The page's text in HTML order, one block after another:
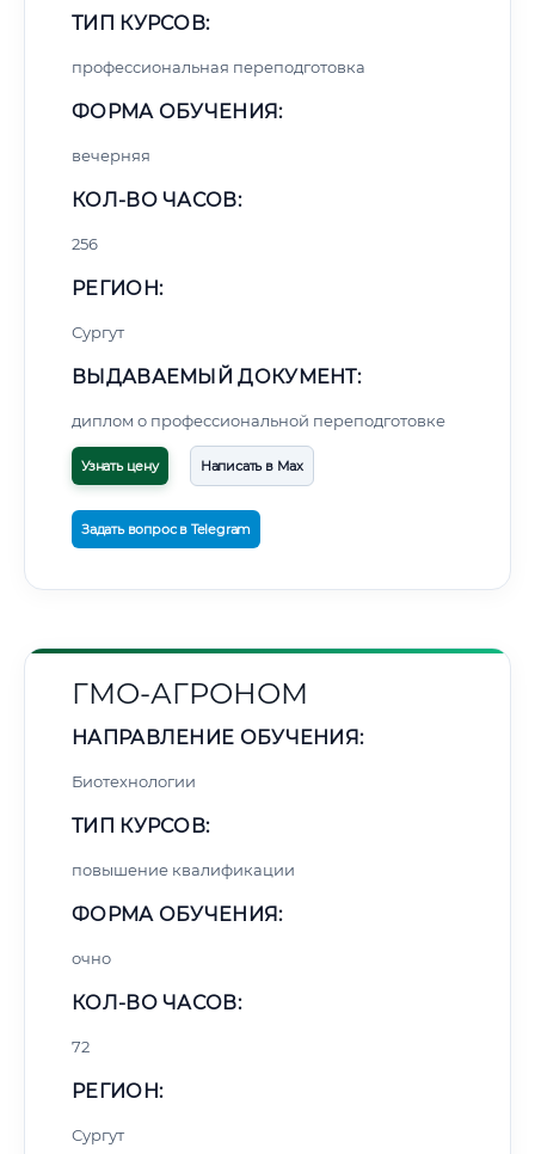
ТИП КУРСОВ:
профессиональная переподготовка
ФОРМА ОБУЧЕНИЯ:
вечерняя
КОЛ-ВО ЧАСОВ:
256
РЕГИОН:
Сургут
ВЫДАВАЕМЫЙ ДОКУМЕНТ:
диплом о профессиональной переподготовке
Узнать цену Написать в Max
Задать вопрос в Telegram
ГМО-АГРОНОМ
НАПРАВЛЕНИЕ ОБУЧЕНИЯ:
Биотехнологии
ТИП КУРСОВ:
повышение квалификации
ФОРМА ОБУЧЕНИЯ:
очно
КОЛ-ВО ЧАСОВ:
72
РЕГИОН:
Сургут